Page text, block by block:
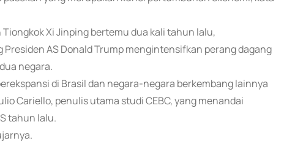
Xi Jinping bertemu dua kali tahun lalu,
AS Donald Trump mengintensifkan perang dagang
negara.
di Brasil dan negara-negara berkembang lainnya
Cariello, penulis utama studi CEBC, yang menandai
tahun lalu.